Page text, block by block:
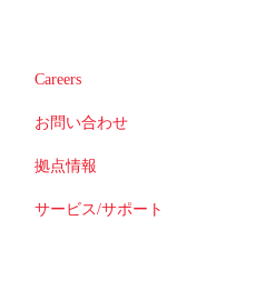
Careers
お問い合わせ
拠点情報
サービス/サポート